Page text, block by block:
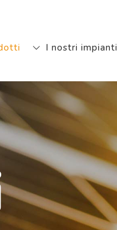
I nostri impianti